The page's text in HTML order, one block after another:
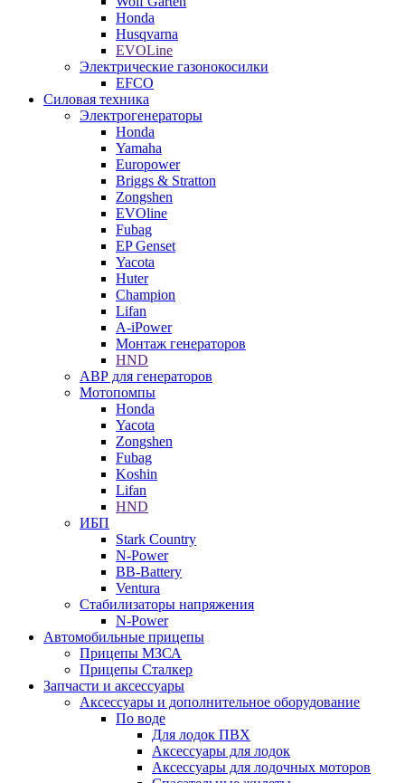
Honda
Husqvarna
EVOLine
Электрические газонокосилки
EFCO
Силовая техника
Электрогенераторы
Honda
Yamaha
Europower
Briggs & Stratton
Zongshen
EVOline
Fubag
EP Genset
Yacota
Huter
Champion
Lifan
A-iPower
Монтаж генераторов
HND
АВР для генераторов
Мотопомпы
Honda
Yacota
Zongshen
Fubag
Koshin
Lifan
HND
ИБП
Stark Country
N-Power
BB-Battery
Ventura
Стабилизаторы напряжения
N-Power
Автомобильные прицепы
Прицепы МЗСА
Прицепы Сталкер
Запчасти и аксессуары
Аксессуары и дополнительное оборудование
По воде
Для лодок ПВХ
Аксессуары для лодок
Аксессуары для лодочных моторов